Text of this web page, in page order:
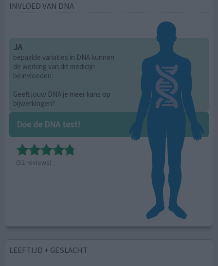
INVLOED VAN DNA
JA
bepaalde variaties in DNA kunnen
de werking van dit medicijn
beïnvloeden.
Geeft jouw DNA je meer kans op
bijwerkingen?
Doe de DNA test!
(52 reviews)
LEEFTIJD + GESLACHT